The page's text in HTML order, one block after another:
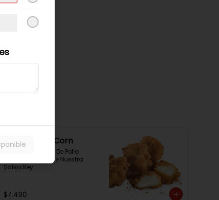
Chicken Pop Corn
300 Grs Pop Corn De Pollo
Acompañados De Nuestra
Salsa Rey
$7.490